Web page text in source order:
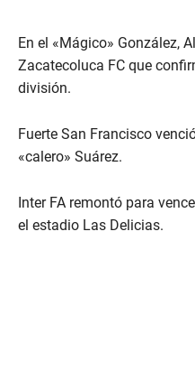
En el «Mágico» González,
Zacatecoluca FC que
división.
Fuerte San Francisco
«calero» Suárez.
Inter FA remontó para
el estadio Las Delicias.